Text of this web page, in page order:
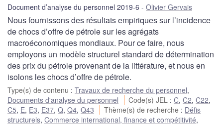
Document d’analyse du personnel 2019-6 Olivier Gervais
Nous fournissons des résultats empiriques sur l’incidence
de chocs d’offre de pétrole sur les agrégats
macroéconomiques mondiaux. Pour ce faire, nous
employons un modèle structurel standard de détermination
des prix du pétrole provenant de la littérature, et nous en
isolons les chocs d’offre de pétrole.
Type(s) de contenu : Travaux de recherche du personnel,
Documents d'analyse du personnel
Code(s) JEL :C,C2,C22,
C5, E, E3, E37, Q, Q4, Q43 Thème(s) de recherche : Défis
structurels, Commerce international, finance et compétitivité,